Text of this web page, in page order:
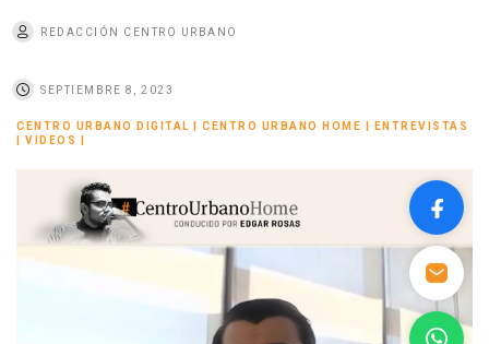
REDACCIÓN CENTRO URBANO
SEPTIEMBRE 8, 2023
CENTRO URBANO DIGITAL CENTRO URBANO HOME
ENTREVISTAS
VIDEOS